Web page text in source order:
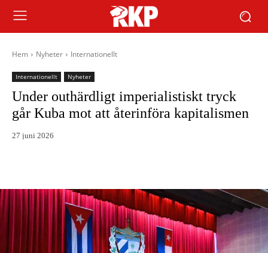
Hem Nyheter Internationellt
Internationellt Nyheter
Under outhärdligt imperialistiskt tryck
går Kuba mot att återinföra kapitalismen
27 juni 2026